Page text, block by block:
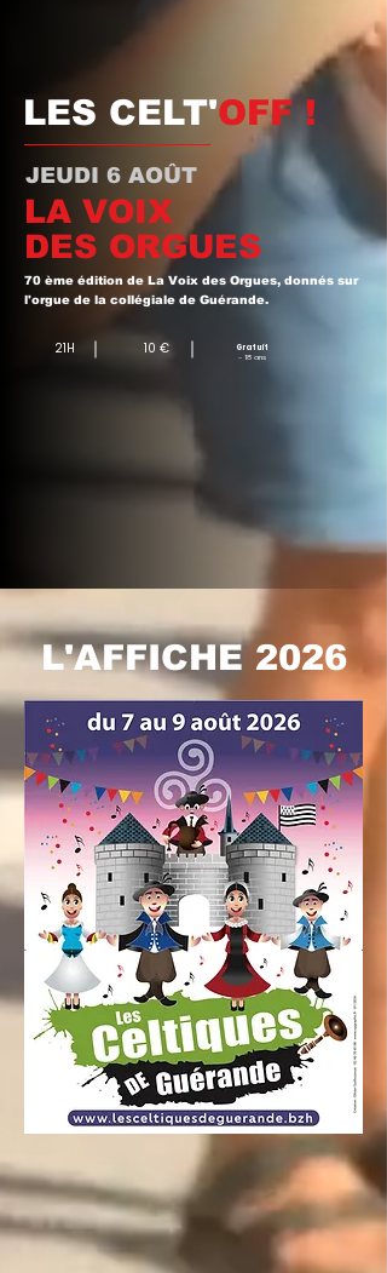
LES CELT'OFF!
JEUDI 6 AOÛT
LA VOIX
DES ORGUES
70 ème édition de La Voix des Orgues, donnés sur
l'orgue de la collégiale de Guérande.
21H 10 €
Gratuit
- 18 ans
L'AFFICHE 2026